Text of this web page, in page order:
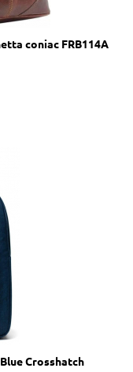
coniac FRB114A
Crosshatch